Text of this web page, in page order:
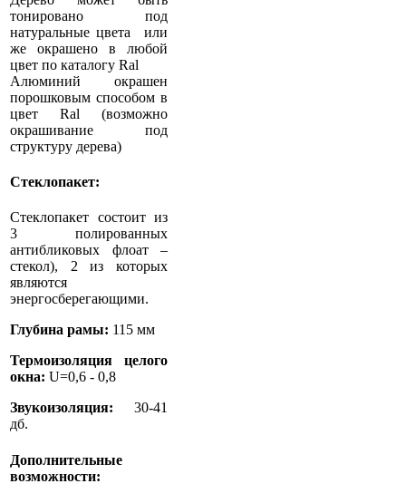
тонировано под
натуральные цвета или
же окрашено в любой
цвет по каталогу Ral
Алюминий окрашен
порошковым способом в
цвет Ral (возможно
окрашивание под
структуру дерева)
Стеклопакет:
Стеклопакет состоит из
3 полированных
антибликовых флоат –
стекол), 2 из которых
являются
энергосберегающими.
Глубина рамы: 115 мм
Термоизоляция целого
окна: U=0,6 - 0,8
Звукоизоляция: 30-41
дб.
Дополнительные
возможности: